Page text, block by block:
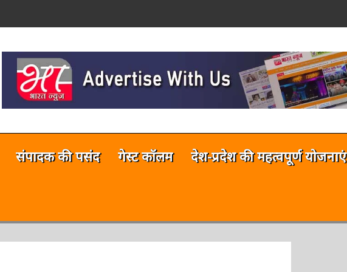
संपादक की पसंद गेस्ट कॉलम देश-प्रदेश की महत्वपूर्ण योजनाएं
ऑनलाईन भारत न्यूज़ अभी टेस्टिंग फेज में है